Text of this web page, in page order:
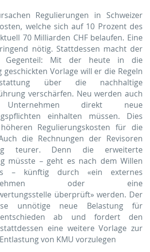
Regulierungen in Schweizer
welche sich auf 10 Prozent des
70 Milliarden CHF belaufen. Eine
nötig. Stattdessen macht der
Gegenteil: Mit der heute in die
geschickten Vorlage will er die Regeln
über die nachhaltige
verschärfen. Neu werden auch
Unternehmen direkt neue
einhalten müssen. Dies
Regulierungskosten für die
die Rechnungen der Revisoren
teurer. Denn die erweiterte
müsste – geht es nach dem Willen
– künftig durch «ein externes
oder eine
überprüft» werden. Der
unnötige neue Belastung für
entschieden ab und fordert den
eine weitere Vorlage zur
von KMU vorzulegen